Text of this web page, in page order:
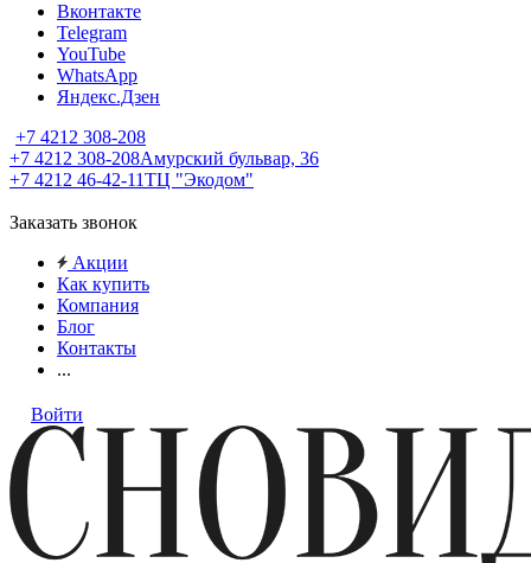
Вконтакте
Telegram
YouTube
WhatsApp
Яндекс.Дзен
+7 4212 308-208
+7 4212 308-208Амурский бульвар, 36
+7 4212 46-42-11ТЦ "Экодом"
Заказать звонок
Акции
Как купить
Компания
Блог
Контакты
...
Войти